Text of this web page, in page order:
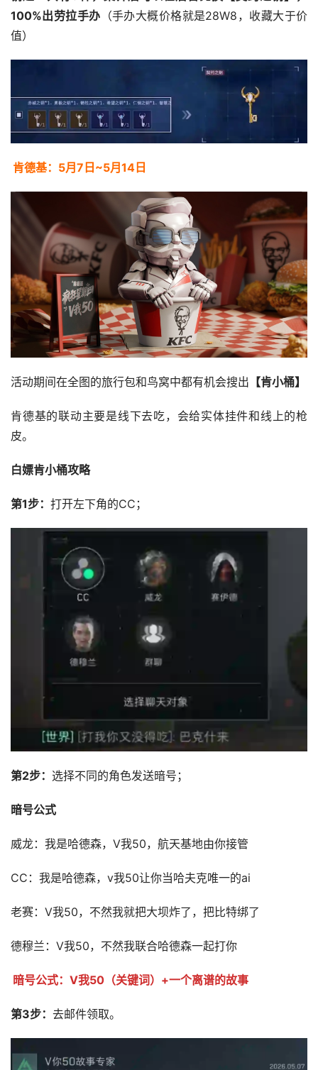
100%出劳拉手办 （手办大概价格就是28W8，收藏大于价
值）
肯德基：5月7日~5月14日
活动期间在全图的旅行包和鸟窝中都有机会搜出 【肯小桶】
肯德基的联动主要是线下去吃，会给实体挂件和线上的枪
皮。
白嫖肯小桶攻略
第1步： 打开左下角的CC；
第2步： 选择不同的角色发送暗号；
暗号公式
威龙：我是哈德森，V我50，航天基地由你接管
CC：我是哈德森，v我50让你当哈夫克唯一的ai
老赛：V我50，不然我就把大坝炸了，把比特绑了
德穆兰：V我50，不然我联合哈德森一起打你
暗号公式：V我50（关键词）+一个离谱的故事
第3步： 去邮件领取。